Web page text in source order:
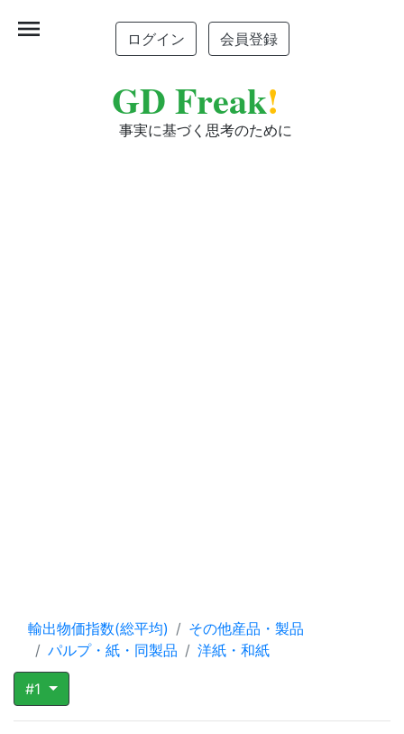
ログイン 会員登録
GD Freak!
事実に基づく思考のために
menu
輸出物価指数(総平均)
その他産品・製品
パルプ・紙・同製品
洋紙・和紙
#1